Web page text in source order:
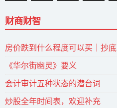
财商财智
房价跌到什么程度可以买｜抄底
《华尔街幽灵》要义
会计审计五种状态的潜台词
炒股全年时间表，欢迎补充